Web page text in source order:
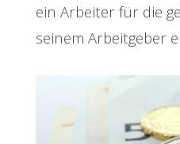
ein Arbeiter für die
seinem Arbeitgeber